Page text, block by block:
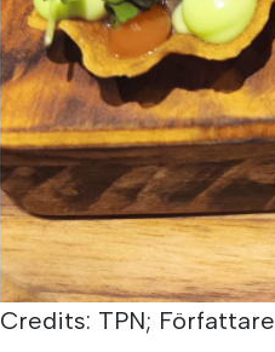
Credits: TPN;